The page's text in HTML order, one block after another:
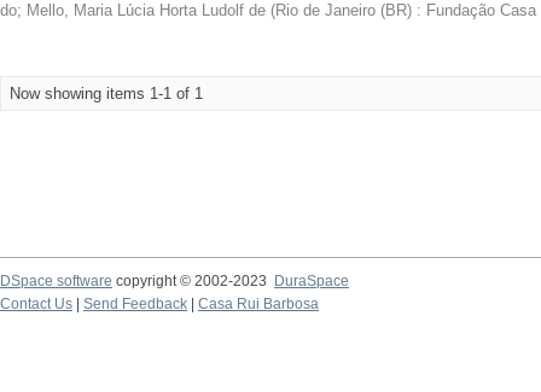
do; Mello, Maria Lúcia Horta Ludolf de (Rio de Janeiro (BR) : Fundação
Now showing items 1-1 of 1
DSpace software copyright © 2002-2023
DuraSpace
Contact Us
Send Feedback Casa Rui Barbosa